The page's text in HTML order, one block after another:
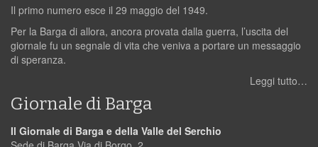
Il primo numero esce il 29 maggio del 1949.
Per la Barga di allora, ancora provata dalla guerra, l’uscita del
giornale fu un segnale di vita che veniva a portare un messaggio
di speranza.
Leggi tutto…
Giornale di Barga
Il Giornale di Barga e della Valle del Serchio